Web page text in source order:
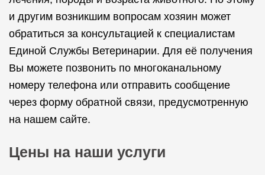
и другим возникшим вопросам хозяин может
обратиться за консультацией к специалистам
Единой Службы Ветеринарии. Для её получения
Вы можете позвонить по многоканальному
номеру телефона или отправить сообщение
через форму обратной связи, предусмотренную
на нашем сайте.
Цены на наши услуги